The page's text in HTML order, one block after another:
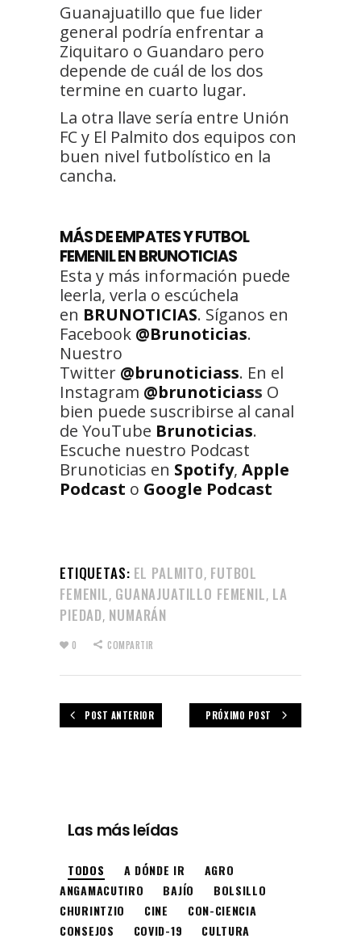
Guanajuatillo que fue lider
general podría enfrentar a
Ziquitaro o Guandaro pero
depende de cuál de los dos
termine en cuarto lugar.
La otra llave sería entre Unión
FC y El Palmito dos equipos con
buen nivel futbolístico en la
cancha.
MÁS DE EMPATES Y FUTBOL
FEMENIL EN BRUNOTICIAS
Esta y más información puede
leerla, verla o escúchela
en BRUNOTICIAS. Síganos en
Facebook @Brunoticias.
Nuestro
Twitter @brunoticiass. En el
Instagram @brunoticiass O
bien puede suscribirse al canal
de YouTube Brunoticias.
Escuche nuestro Podcast
Brunoticias en Spotify, Apple
Podcast o Google Podcast
ETIQUETAS: EL PALMITO, FUTBOL
FEMENIL, GUANAJUATILLO FEMENIL, LA
PIEDAD, NUMARÁN
0 COMPARTIR
POST ANTERIOR PRÓXIMO POST
Las más leídas
TODOS A DÓNDE IR
AGRO
ANGAMACUTIRO
BAJÍO
BOLSILLO
CHURINTZIO
CINE
CON-CIENCIA
CONSEJOS
COVID-19
CULTURA